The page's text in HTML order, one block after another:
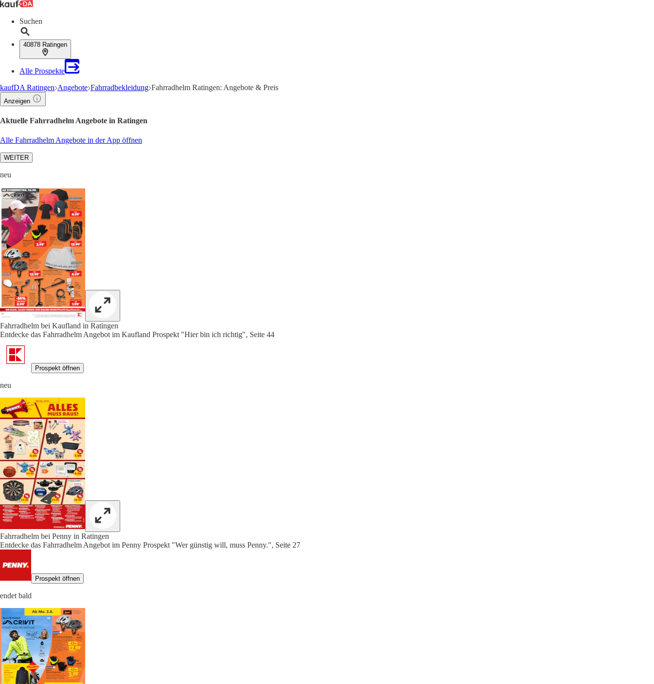
Suchen
40878 Ratingen
Alle Prospekte
kaufDA Ratingen Angebote Fahrradbekleidung Fahrradhelm Ratingen: Angebote & Preis
Anzeigen
Aktuelle Fahrradhelm Angebote in Ratingen
Alle Fahrradhelm Angebote in der App öffnen
WEITER
neu
Fahrradhelm bei Kaufland in Ratingen
Entdecke das Fahrradhelm Angebot im Kaufland Prospekt "Hier bin ich richtig", Seite 44
Prospekt öffnen
neu
Fahrradhelm bei Penny in Ratingen
Entdecke das Fahrradhelm Angebot im Penny Prospekt "Wer günstig will, muss Penny.", Seite 27
Prospekt öffnen
endet bald